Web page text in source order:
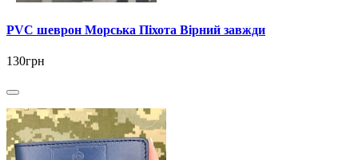
PVC шеврон Морська Піхота Вірний завжди
130грн